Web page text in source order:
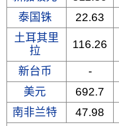
泰国铢
22.63
土耳其里
拉
116.26
新台币 -
美元
692.7
南非兰特
47.98